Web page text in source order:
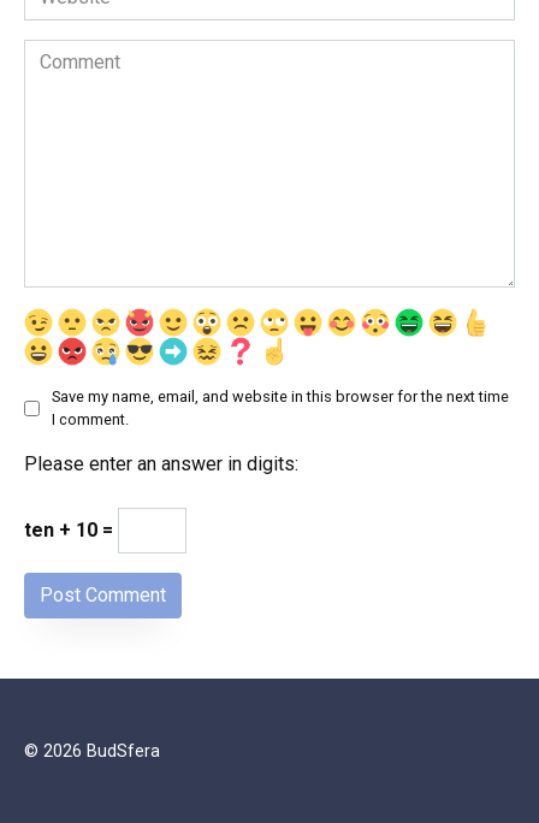
Comment
Save my name, email, and website in this browser for the next time
I comment.
Please enter an answer in digits:
ten + 10 =
© 2026 BudSfera